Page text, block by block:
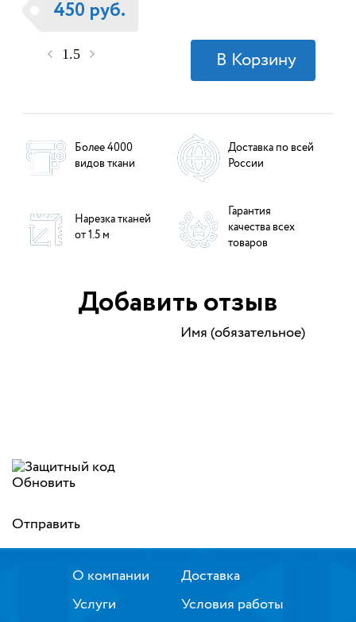
450 руб.
Более 4000
видов ткани
Доставка по всей
России
Нарезка тканей
от 1.5 м
Гарантия
качества всех
товаров
Добавить отзыв
Имя (обязательное)
Обновить
Отправить
О компании
Услуги
Доставка
Условия работы